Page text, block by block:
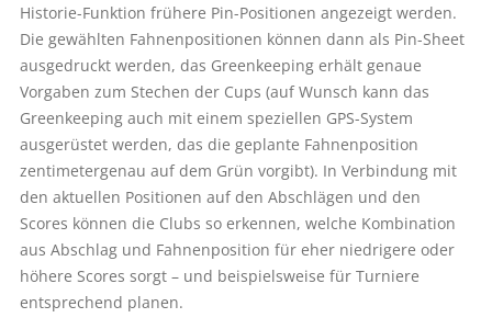
Historie-Funktion frühere Pin-Positionen angezeigt werden.
Die gewählten Fahnenpositionen können dann als Pin-Sheet
ausgedruckt werden, das Greenkeeping erhält genaue
Vorgaben zum Stechen der Cups (auf Wunsch kann das
Greenkeeping auch mit einem speziellen GPS-System
ausgerüstet werden, das die geplante Fahnenposition
zentimetergenau auf dem Grün vorgibt). In Verbindung mit
den aktuellen Positionen auf den Abschlägen und den
Scores können die Clubs so erkennen, welche Kombination
aus Abschlag und Fahnenposition für eher niedrigere oder
höhere Scores sorgt – und beispielsweise für Turniere
entsprechend planen.